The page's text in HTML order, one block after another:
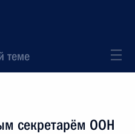
теме
секретарём ООН